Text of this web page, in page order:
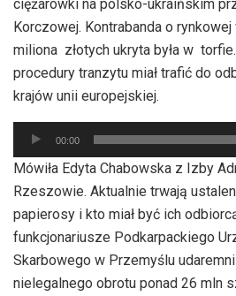
ciężarówki na polsko-ukraińskim
Korczowej. Kontrabanda o
miliona złotych ukryta była w
procedury tranzytu miał trafić do
krajów unii europejskiej.
Odtwarzacz
plików
dźwiękowych
00:00
Mówiła Edyta Chabowska z Izby
Rzeszowie. Aktualnie trwają
papierosy i kto miał być ich
funkcjonariusze Podkarpackiego
Skarbowego w Przemyślu
nielegalnego obrotu ponad 26 mln